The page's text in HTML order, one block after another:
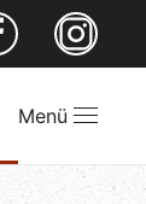
Menü